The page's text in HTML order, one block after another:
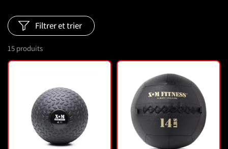
15 produits
Filtrer et trier